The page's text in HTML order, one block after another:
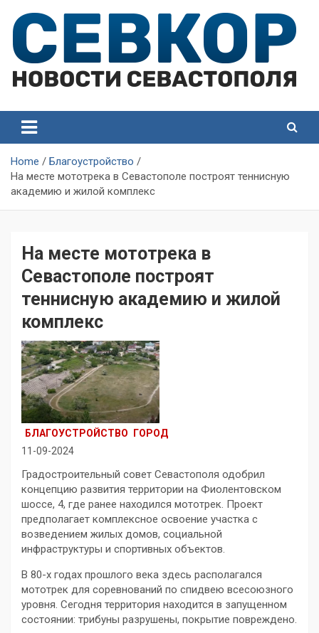
content
Севастополя
Севастополя
Home
Благоустройство
На месте мототрека в Севастополе построят теннисную
академию и жилой комплекс
На месте мототрека в
Севастополе построят
теннисную академию и жилой
комплекс
БЛАГОУСТРОЙСТВО
ГОРОД
11-09-2024
Градостроительный совет Севастополя одобрил
концепцию развития территории на Фиолентовском
шоссе, 4, где ранее находился мототрек. Проект
предполагает комплексное освоение участка с
возведением жилых домов, социальной
инфраструктуры и спортивных объектов.
В 80-х годах прошлого века здесь располагался
мототрек для соревнований по спидвею всесоюзного
уровня. Сегодня территория находится в запущенном
состоянии: трибуны разрушены, покрытие повреждено.